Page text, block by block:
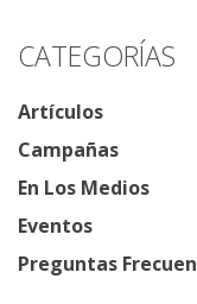
CATEGORÍAS
Artículos
Campañas
En Los Medios
Eventos
Preguntas